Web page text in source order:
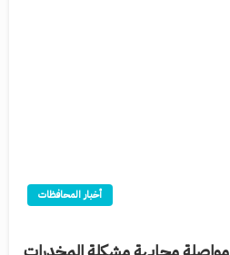
أخبار المحافظات